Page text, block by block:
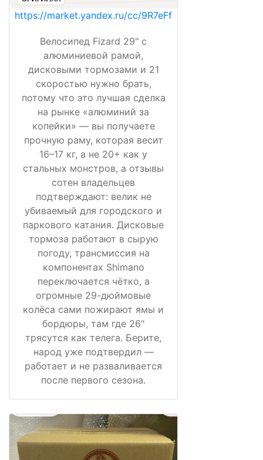
https://market.yandex.ru/cc/9R7eFf
Велосипед Fizard 29" с
алюминиевой рамой,
дисковыми тормозами и 21
скоростью нужно брать,
потому что это лучшая сделка
на рынке «алюминий за
копейки» — вы получаете
прочную раму, которая весит
16–17 кг, а не 20+ как у
стальных монстров, а отзывы
сотен владельцев
подтверждают: велик не
убиваемый для городского и
паркового катания. Дисковые
тормоза работают в сырую
погоду, трансмиссия на
компонентах Shimano
переключается чётко, а
огромные 29-дюймовые
колёса сами пожирают ямы и
бордюры, там где 26"
трясутся как телега. Берите,
народ уже подтвердил —
работает и не разваливается
после первого сезона.